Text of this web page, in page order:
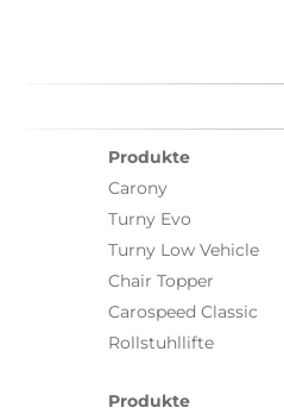
Produkte
Carony
Turny Evo
Turny Low Vehicle
Chair Topper
Carospeed Classic
Rollstuhllifte
Produkte